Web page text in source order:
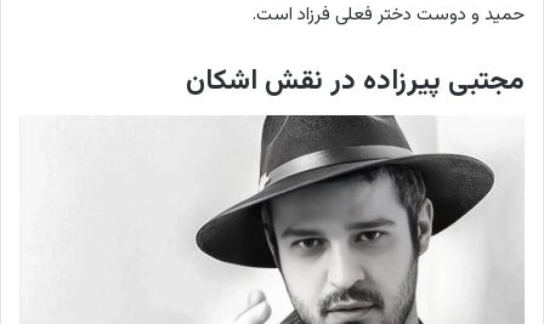
حمید و دوست دختر فعلی فرزاد است.
مجتبی پیرزاده در نقش اشکان